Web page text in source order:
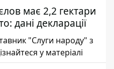
має 2,2 гектари
дані декларації
"Слуги народу" з
у матеріалі